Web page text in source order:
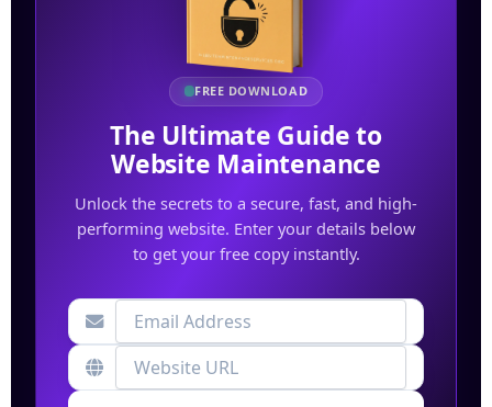
FREE DOWNLOAD
The Ultimate Guide to
Website Maintenance
Unlock the secrets to a secure, fast, and high-
performing website. Enter your details below
to get your free copy instantly.